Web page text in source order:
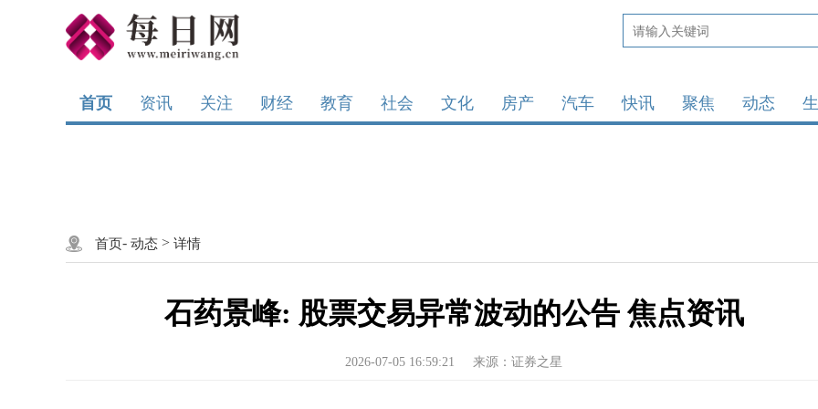
首页 资讯 关注 财经 教育 社会 文化 房产 汽车 快讯 聚焦 动态
首页- 动态 > 详情
石药景峰: 股票交易异常波动的公告 焦点资讯
2026-07-05 16:59:21 来源：证券之星